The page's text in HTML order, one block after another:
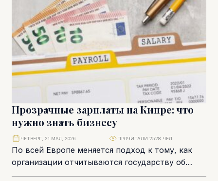
Прозрачные зарплаты на Кипре: что
нужно знать бизнесу
По всей Европе меняется подход к тому, как
организации отчитываются государству об
уровне зарплат. Правила прозрачности оплаты
ЧЕТВЕРГ, 21 МАЯ, 2026 ПРОЧИТАЛИ 2528 ЧЕЛ.